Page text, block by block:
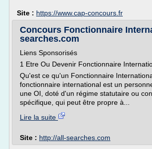
Site : https://www.cap-concours.fr
Concours Fonctionnaire
searches.com
Liens Sponsorisés
1 Etre Ou Devenir Fonctionnaire
Qu'est ce qu'un Fonctionnaire
fonctionnaire international est un
une OI, doté d'un régime statutaire ou
spécifique, qui peut être propre à...
Lire la suite
Site : http://all-searches.com